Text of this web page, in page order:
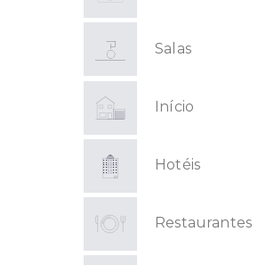
Salas
Início
Hotéis
Restaurantes